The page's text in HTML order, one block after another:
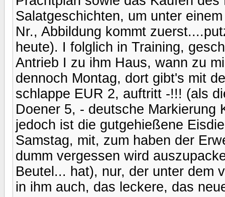
Salatgeschichten, um unter
Nr., Abbildung kommt
heute). I folglich in Training,
Antrieb I zu ihm Haus, wann zu
dennoch Montag, dort gibt's mit
schlappe EUR 2, auftritt -!!! (als
Doener 5, - deutsche Markierung
jedoch ist die gutgehießene
Samstag, mit, zum haben der
dumm vergessen wird
Beutel... hat), nur, der unter dem
in ihm auch, das leckere, das